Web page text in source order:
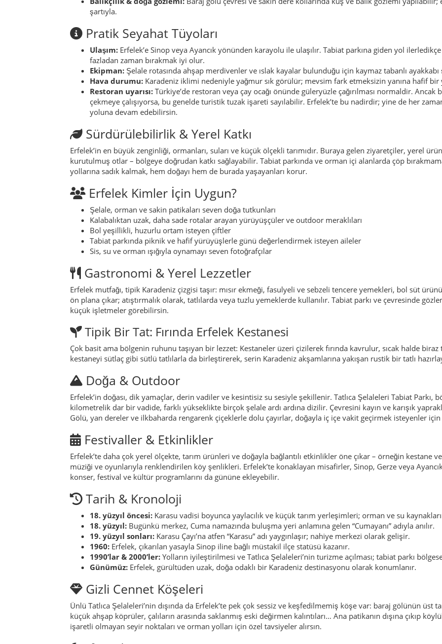
Erfelek’in en büyük zenginliği, ormanları, suları ve küçük ölçekli tarımıdır. Buraya gelen ziyaretçiler, yerel
yollarına sadık kalmak, hem doğayı hem de burada yaşayanları korur.
Erfelek Kimler İçin Uygun?
Şelale, orman ve sakin patikaları seven doğa tutkunları
Kalabalıktan uzak, daha sade rotalar arayan yürüyüşçüler ve outdoor meraklıları
Bol yeşillikli, huzurlu ortam isteyen çiftler
Tabiat parkında piknik ve hafif yürüyüşlerle günü değerlendirmek isteyen aileler
Sis, su ve orman ışığıyla oynamayı seven fotoğrafçılar
Gastronomi & Yerel Lezzetler
Erfelek mutfağı, tipik Karadeniz çizgisi taşır: mısır ekmeği, fasulyeli ve sebzeli tencere yemekleri, bol süt
ön plana çıkar; atıştırmalık olarak, tatlılarda veya tuzlu yemeklerde kullanılır. Tabiat parkı ve çevresinde
küçük işletmeler görebilirsin.
Tipik Bir Tat: Fırında Erfelek Kestanesi
Çok basit ama bölgenin ruhunu taşıyan bir lezzet: Kestaneler üzeri çizilerek fırında kavrulur, sıcak halde
kestaneyi sütlaç gibi sütlü tatlılarla da birleştirerek, serin Karadeniz akşamlarına yakışan rustik bir tatlı
Doğa & Outdoor
Erfelek’in doğası, dik yamaçlar, derin vadiler ve kesintisiz su sesiyle şekillenir. Tatlıca Şelaleleri Tabiat Parkı,
kilometrelik dar bir vadide, farklı yükseklikte birçok şelale ardı ardına dizilir. Çevresini kayın ve karışık
Gölü, yan dereler ve ilkbaharda rengarenk çiçeklerle dolu çayırlar, doğayla iç içe vakit geçirmek isteyenler için
Festivaller & Etkinlikler
Erfelek’te daha çok yerel ölçekte, tarım ürünleri ve doğayla bağlantılı etkinlikler öne çıkar – örneğin kestane
müziği ve oyunlarıyla renklendirilen köy şenlikleri. Erfelek’te konaklayan misafirler, Sinop, Gerze veya
konser, festival ve kültür programlarını da gününe ekleyebilir.
Tarih & Kronoloji
18. yüzyıl öncesi:
Karasu vadisi boyunca yaylacılık ve küçük tarım yerleşimleri; orman ve su
18. yüzyıl:Bugünkü merkez, Cuma namazında buluşma yeri anlamına gelen “Cumayanı” adıyla anılır.
19. yüzyıl sonları:Karasu Çayı’na atfen “Karasu” adı yaygınlaşır; nahiye merkezi olarak gelişir.
1960:Erfelek, çıkarılan yasayla Sinop iline bağlı müstakil ilçe statüsü kazanır.
1990’lar & 2000’ler:Yolların iyileştirilmesi ve Tatlıca Şelaleleri’nin turizme açılması; tabiat parkı
Gizli Cennet Köşeleri
Ünlü Tatlıca Şelaleleri’nin dışında da Erfelek’te pek çok sessiz ve keşfedilmemiş köşe var: baraj gölünün üst
küçük ahşap köprüler, çalıların arasında saklanmış eski değirmen kalıntıları… Ana patikanın dışına çıkıp
Efsaneler
Karadeniz’in birçok bölgesinde olduğu gibi, Erfelek çevresinde de ormanları koruyan ruhlardan, “konuşan
eden efsaneler anlatılır. Yaygın inanışlardan biri, Tatlıca vadisinin sonuna kadar tüm basamakları yürüyerek
doğanın, bu dileğin ne zaman ve nasıl gerçekleşeceğine kendisinin karar verdiğidir.
Söylenceler
Sık anlatılan bir söylenceye göre, büyük bir kuraklık döneminde bir çoban su ararken dere yatağını takip
şelalelere rastlamış. Burasını kıskanç gözlerden ve açgözlülükten korumak için vadinin yerini kimseye
burayı keşfetmiş ve buraya “cennetten saklı bir parça” gözüyle bakmaya başlamış.
İklim & En İyi Ziyaret Zamanı